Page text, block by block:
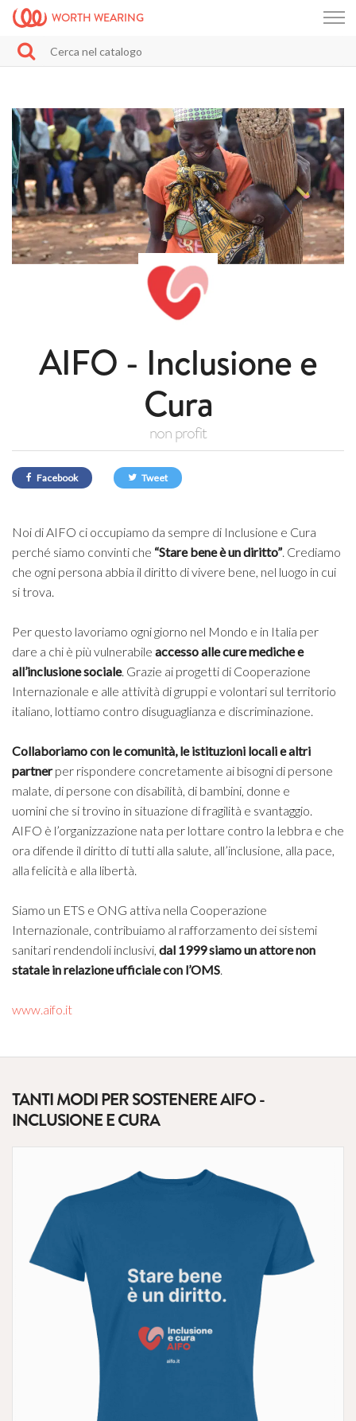
WORTH WEARING
AIFO - Inclusione e
Cura
non profit
Facebook Tweet
Noi di AIFO ci occupiamo da sempre di Inclusione e Cura
perché siamo convinti che “Stare bene è un diritto”. Crediamo
che ogni persona abbia il diritto di vivere bene, nel luogo in cui
si trova.
Per questo lavoriamo ogni giorno nel Mondo e in Italia per
dare a chi è più vulnerabile accesso alle cure mediche e
all’inclusione sociale. Grazie ai progetti di Cooperazione
Internazionale e alle attività di gruppi e volontari sul territorio
italiano, lottiamo contro disuguaglianza e discriminazione.
Collaboriamo con le comunità, le istituzioni localie altri
partnerper rispondere concretamente ai bisogni di persone
malate, di persone con disabilità, di bambini, donne e
uomini che si trovino in situazione di fragilità e svantaggio.
AIFO è l’organizzazione nata per lottare contro la lebbra e che
ora difende il diritto di tutti alla salute, all’inclusione, alla pace,
alla felicità e alla libertà.
Siamo un ETS e ONG attiva nella Cooperazione
Internazionale, contribuiamo al rafforzamento dei sistemi
sanitari rendendoli inclusivi, dal 1999 siamoun attore non
statale in relazione ufficiale con l’OMS.
www.aifo.it
TANTI MODI PER SOSTENERE AIFO -
INCLUSIONE E CURA